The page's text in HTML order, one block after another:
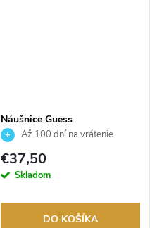
Náušnice Guess
JUBE05209JWYGT
Až 100 dní na vrátenie
tovaru. Autorizovaný predajca.
€37,50
Skladom
DO KOŠÍKA